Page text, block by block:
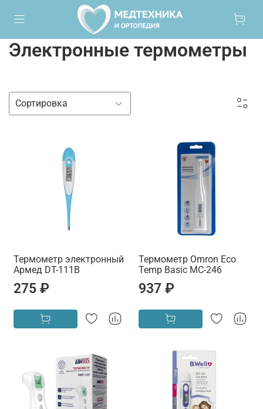
Электронные термометры
Термометр электронный
Армед DT-111B
275 ₽
Термометр Omron Eco
Temp Basic MC-246
937 ₽